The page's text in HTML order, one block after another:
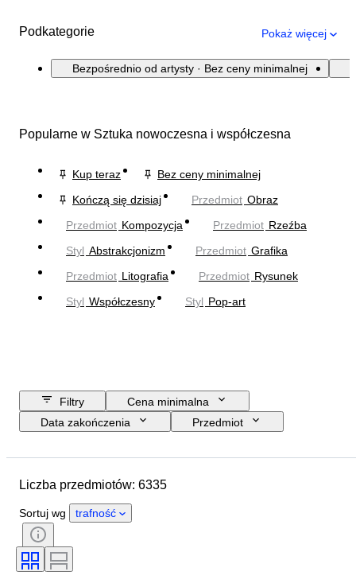
Podkategorie Pokaż więcej
Bezpośrednio od artysty · Bez ceny minimalnej
Popularne w Sztuka nowoczesna i współczesna
Kup teraz
Bez ceny minimalnej
Kończą się dzisiaj
Przedmiot Obraz
Przedmiot Kompozycja Przedmiot Rzeźba
Styl Abstrakcjonizm Przedmiot Grafika
Przedmiot Litografia Przedmiot Rysunek
Styl Współczesny Styl Pop-art
Filtry
Cena minimalna
Data zakończenia
Przedmiot
Lokalizacja
Tematyka
Okres
Sprzedawane przez
Liczba przedmiotów: 6335
Sortuj wg trafność